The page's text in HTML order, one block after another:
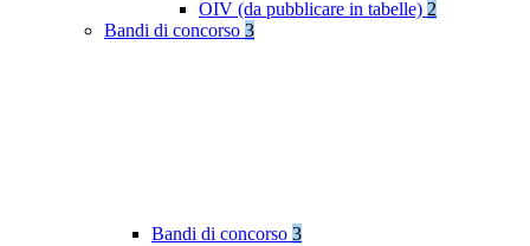
OIV (da pubblicare in tabelle) 2
Bandi di concorso 3
Bandi di concorso 3